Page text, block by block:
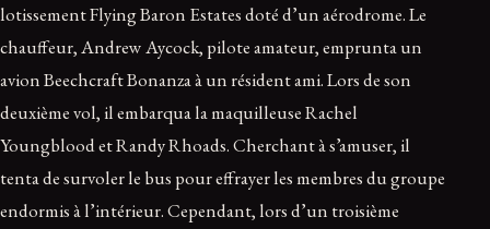
lotissement Flying Baron Estates doté d’un aérodrome. Le
chauffeur, Andrew Aycock, pilote amateur, emprunta un
avion Beechcraft Bonanza à un résident ami. Lors de son
deuxième vol, il embarqua la maquilleuse Rachel
Youngblood et Randy Rhoads. Cherchant à s’amuser, il
tenta de survoler le bus pour effrayer les membres du groupe
endormis à l’intérieur. Cependant, lors d’un troisième